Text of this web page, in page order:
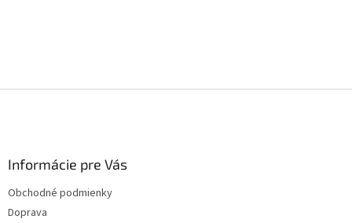
Informácie pre Vás
Obchodné podmienky
Doprava